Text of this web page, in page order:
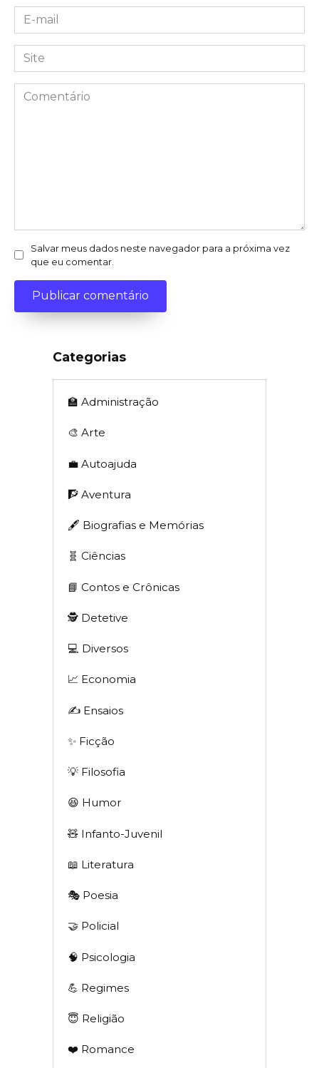
E-
mail
*Site
Comentário
Salvar meus dados neste navegador para a próxima vez
que eu comentar.
Categorias
🏫 Administração
🎨 Arte
💼 Autoajuda
🧗 Aventura
🖋 Biografias e Memórias
🧬 Ciências
📘 Contos e Crônicas
🕵 Detetive
💻 Diversos
📈 Economia
✍️ Ensaios
✨ Ficção
💡 Filosofia
😆 Humor
🧸 Infanto-Juvenil
📖 Literatura
🎭 Poesia
🤝 Policial
🧠 Psicologia
💪 Regimes
😇 Religião
❤️ Romance